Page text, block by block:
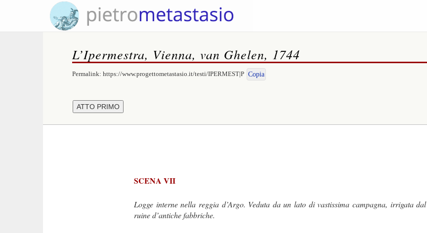
L’Ipermestra, Vienna, van Ghelen, 1744
Permalink: https://www.progettometastasio.it/testi/IPERMEST|P Copia
SCENA VII
Logge interne nella reggia d’Argo. Veduta da un lato di vastissima campagna, irrigata
ruine d’antiche fabbriche.